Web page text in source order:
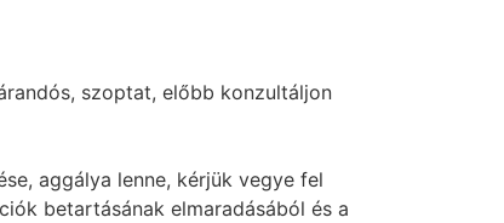
szoptat, előbb konzultáljon
aggálya lenne, kérjük vegye fel
betartásának elmaradásából és a